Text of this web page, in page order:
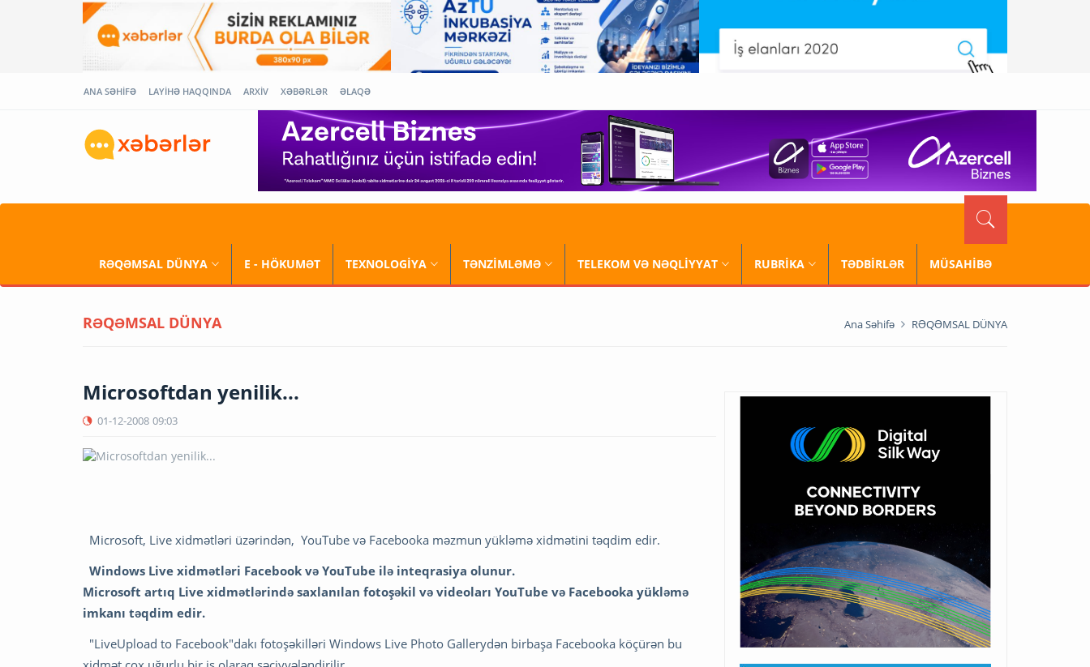
ANA SƏHİFƏ LAYİHƏ HAQQINDA ARXİV XƏBƏRLƏR ƏLAQƏ
RƏQƏMSAL DÜNYA E - HÖKUMƏT TEXNOLOGİYA TƏNZİMLƏMƏ TELEKOM VƏ NƏQLİYYAT RUBRİKA TƏDBİRLƏR MÜSAHİBƏ
RƏQƏMSAL DÜNYA Ana Səhifə RƏQƏMSAL DÜNYA
Microsoftdan yenilik...
01-12-2008 09:03
Microsoft, Live xidmətləri üzərindən, YouTube və Facebooka məzmun yükləmə xidmətini təqdim edir.
Windows Live xidmətləri Facebook və YouTube ilə inteqrasiya olunur.
Microsoft artıq Live xidmətlərində saxlanılan fotoşəkil və videoları YouTube və Facebooka yükləmə
imkanı təqdim edir.
"LiveUpload to Facebook"dakı fotoşəkilləri Windows Live Photo Gallerydən birbaşa Facebooka köçürən bu